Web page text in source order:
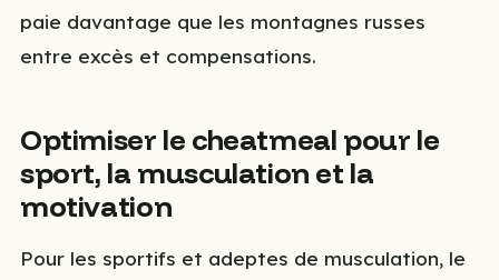
paie davantage que les montagnes russes
entre excès et compensations.
Optimiser le cheatmeal pour le
sport, la musculation et la
motivation
Pour les sportifs et adeptes de musculation, le